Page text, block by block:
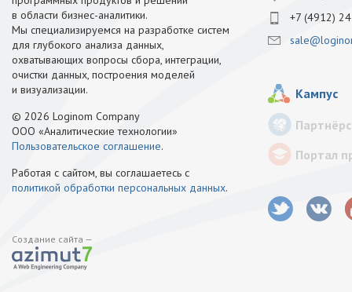
в области бизнес-аналитики.
Мы специализируемся на разработке систем
для глубокого анализа данных,
охватывающих вопросы сбора, интеграции,
очистки данных, построения моделей
и визуализации.
© 2026 Loginom Company
ООО «Аналитические технологии»
Пользовательское соглашение.
Работая с сайтом, вы соглашаетесь с
политикой обработки персональных данных.
Создание сайта —
+7 (4912)
Кампус
Портал